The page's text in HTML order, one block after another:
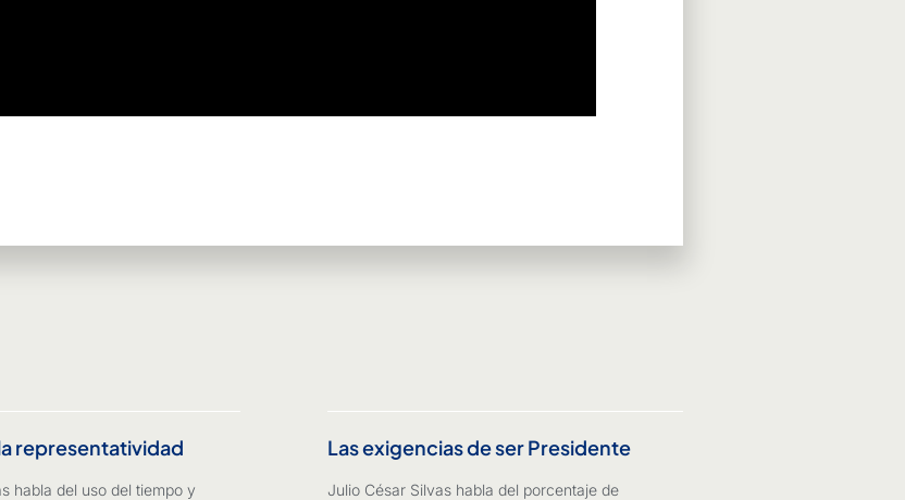
representatividad
habla del uso del tiempo y
Las exigencias de ser Presidente
Julio César Silvas habla del porcentaje de